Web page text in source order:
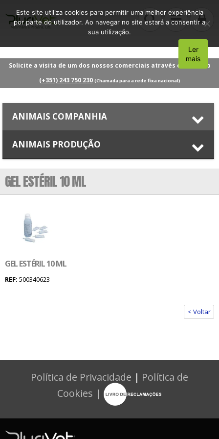
Solicite a visita de um dos nossos comerciais através do número
(+351) 243 750 230 (Chamada para a rede fixa nacional)
ANIMAIS COMPANHIA
ANIMAIS PRODUÇÃO
GEL ESTÉRIL 10 ML
GEL ESTÉRIL 10 ML
REF: 500340623
< Voltar
Política de Privacidade | Política de
Cookies |
Este site utiliza cookies para permitir uma melhor experiência
por parte do utilizador. Ao navegar no site estará a consentir a
sua utilização.
Aceito
Ler
mais